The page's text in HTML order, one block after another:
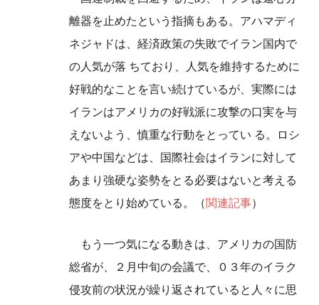
離器を止めたという指摘もある。アハマディ
ネジャドは、経済政策の失敗でイラン国内で
の人気が落 ちており、人気を維持するために
好戦的なことを言い続けているが、実際には
イランはアメリカの好戦派に攻撃の口実を与
えないよう、慎重な行動をとってい る。ロシ
アや中国などは、国際社会はイランに対して
あまり強硬な姿勢をとる必要はないと考える
態度をとり始めている。（関連記事）
もう一つ気になる動きは、アメリカの国防
総省が、２月中旬の会議で、０３年のイラク
侵攻前の状況が繰り返されていると人々に思